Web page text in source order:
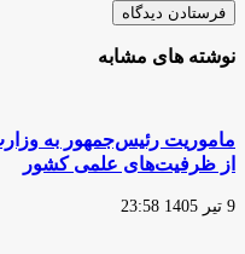
نوشته های مشابه
ماموریت رئیس‌جمهور به
از ظرفیت‌های علمی کشور
9 تیر 1405 23:58